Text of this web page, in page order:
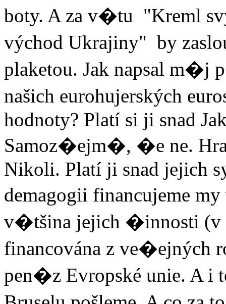
boty. A za v�tu "Kreml
východ Ukrajiny" by
plaketou. Jak napsal m�j
našich eurohujerských
hodnoty? Platí si ji snad
Samoz�ejm�, �e ne.
Nikoli. Platí ji snad jejich
demagogii financujeme
v�tšina jejich �innosti (v
financována z
pen�z Evropské unie. A i